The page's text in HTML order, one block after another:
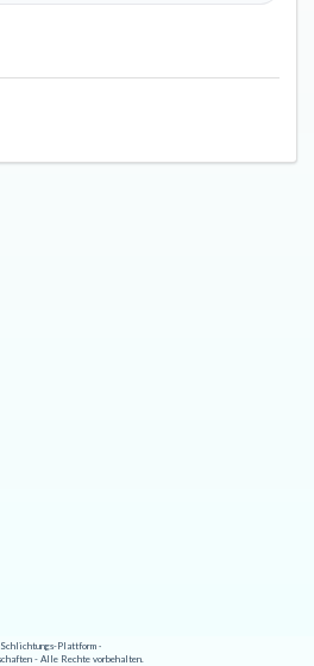
Plattform ·
- Alle Rechte vorbehalten.